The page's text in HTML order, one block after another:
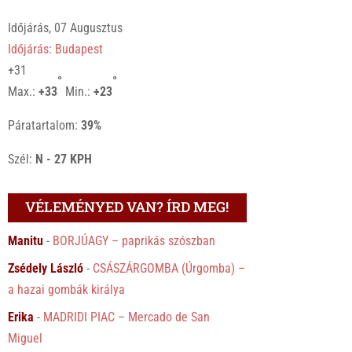
Időjárás, 07 Augusztus
Időjárás: Budapest
+31
Max.:+33
°
Min.:+23
°
Páratartalom:39%
Szél: N - 27 KPH
VÉLEMÉNYED VAN? ÍRD MEG!
Manitu - BORJÚAGY – paprikás szószban
Zsédely László - CSÁSZÁRGOMBA (Úrgomba) –
a hazai gombák királya
Erika - MADRIDI PIAC – Mercado de San
Miguel